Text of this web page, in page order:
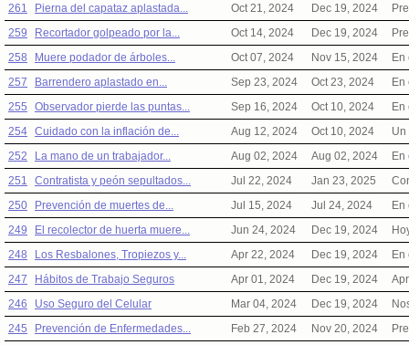
261
Pierna del capataz aplastada... Oct 21, 2024 Dec 19, 2024
259
Recortador golpeado por la... Oct 14, 2024 Dec 19, 2024
258
Muere podador de árboles... Oct 07, 2024 Nov 15, 2024
En
257
Barrendero aplastado en... Sep 23, 2024 Oct 23, 2024
En
255
Observador pierde las puntas... Sep 16, 2024 Oct 10, 2024
En
254 Cuidado con la inflación de... Aug 12, 2024 Oct 10, 2024
Un
252
La mano de un trabajador... Aug 02, 2024 Aug 02, 2024
En
251
Contratista y peón sepultados... Jul 22, 2024 Jan 23, 2025
250
Prevención de muertes de... Jul 15, 2024 Jul 24, 2024
En
249
El recolector de huerta muere... Jun 24, 2024 Dec 19, 2024
248
Los Resbalones, Tropiezos y... Apr 22, 2024 Dec 19, 2024
En
247
Hábitos de Trabajo Seguros Apr 01, 2024 Dec 19, 2024
246
Uso Seguro del Celular Mar 04, 2024 Dec 19, 2024
245
Prevención de Enfermedades... Feb 27, 2024 Nov 20, 2024